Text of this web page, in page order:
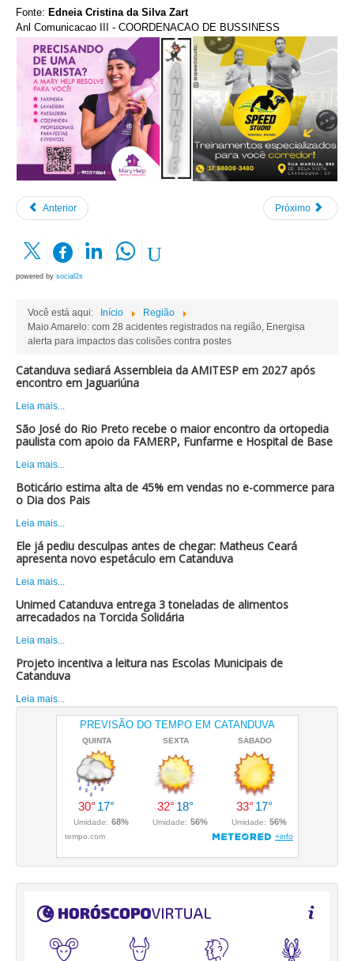
Fonte: Edneia Cristina da Silva Zart
Anl Comunicacao III - COORDENACAO DE BUSSINESS
Anterior Próximo
powered by social2s
Você está aqui: Início
Região
Maio Amarelo: com 28 acidentes registrados na região, Energisa
alerta para impactos das colisões contra postes
Catanduva sediará Assembleia da AMITESP em 2027 após
encontro em Jaguariúna
Leia mais...
São José do Rio Preto recebe o maior encontro da ortopedia
paulista com apoio da FAMERP, Funfarme e Hospital de Base
Leia mais...
Boticário estima alta de 45% em vendas no e-commerce para
o Dia dos Pais
Leia mais...
Ele já pediu desculpas antes de chegar: Matheus Ceará
apresenta novo espetáculo em Catanduva
Leia mais...
Unimed Catanduva entrega 3 toneladas de alimentos
arrecadados na Torcida Solidária
Leia mais...
Projeto incentiva a leitura nas Escolas Municipais de
Catanduva
Leia mais...